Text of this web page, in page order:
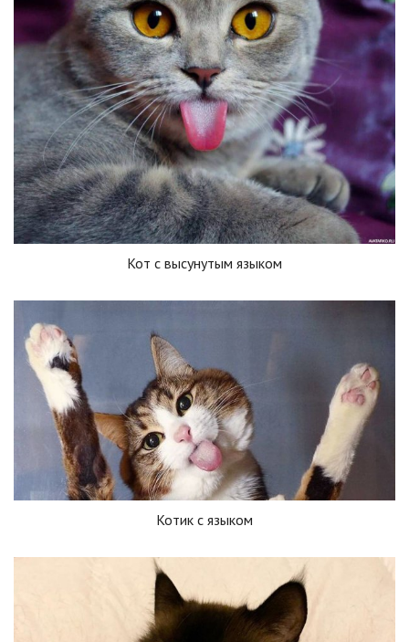
Кот с высунутым языком
Котик с языком